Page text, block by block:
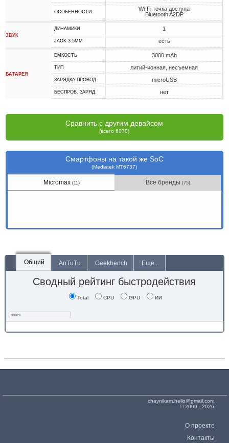
ОСОБЕННОСТИ
Wi-Fi точка доступа
Bluetooth A2DP
ЗВУК
ДИНАМИКИ 1
JACK 3.5MM есть
БАТАРЕЯ
ЕМКОСТЬ 3000 mAh
ТИП литий-ионная, несъемная
ЗАРЯДКА ПРОВОД microUSB
БЕСПРОВ. ЗАРЯД. нет
Сравнить с другим девайсом
(всего 6070)
Смартфоны на такой же SoC
(Mediatek MT6737)
Micromax (11) Все бренды(75)
Общий AnTuTu Geekbench Еще...
Сводный рейтинг быстродействия
Total CPU GPU ИИ
chaynikam.hello@gmail.com
© 2009 - 2026
О проекте
Контакты